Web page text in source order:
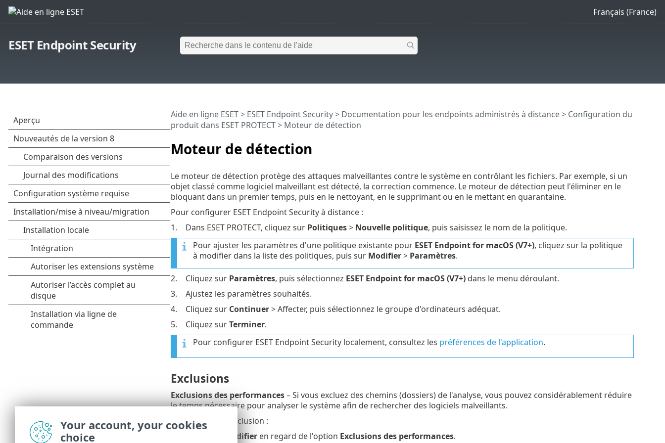
Français (France)
ESET Endpoint Security
Moteur de détection
Aide en ligne ESET> ESET Endpoint Security> Documentation pour les endpoints administrés à distance> Configuration du
produit dans ESET PROTECT> Moteur de détection
Le moteur de détection protège des attaques malveillantes contre le système en contrôlant les fichiers. Par exemple, si un
objet classé comme logiciel malveillant est détecté, la correction commence. Le moteur de détection peut l'éliminer en le
bloquant dans un premier temps, puis en le nettoyant, en le supprimant ou en le mettant en quarantaine.
Pour configurer ESET Endpoint Security à distance :
1.
Dans ESET PROTECT, cliquez sur Politiques> Nouvelle politique, puis saisissez le nom de la politique.
Pour ajuster les paramètres d'une politique existante pour ESET Endpoint for macOS (V7+), cliquez sur la politique
à modifier dans la liste des politiques, puis sur Modifier> Paramètres.
2. Cliquez sur Paramètres, puis sélectionnez ESET Endpoint for macOS (V7+)dans le menu déroulant.
3.
Ajustez les paramètres souhaités.
4.
Cliquez sur Continuer> Affecter, puis sélectionnez le groupe d'ordinateurs adéquat.
5.
Cliquez surTerminer.
Pour configurer ESET Endpoint Security localement, consultez les préférences de l'application.
Exclusions
Exclusions des performances– Si vous excluez des chemins (dossiers) de l'analyse, vous pouvez considérablement réduire
le temps nécessaire pour analyser le système afin de rechercher des logiciels malveillants.
Pour créer une exclusion :
Modifieren regard de l'option Exclusions des performances.
Your account, your cookies
choice